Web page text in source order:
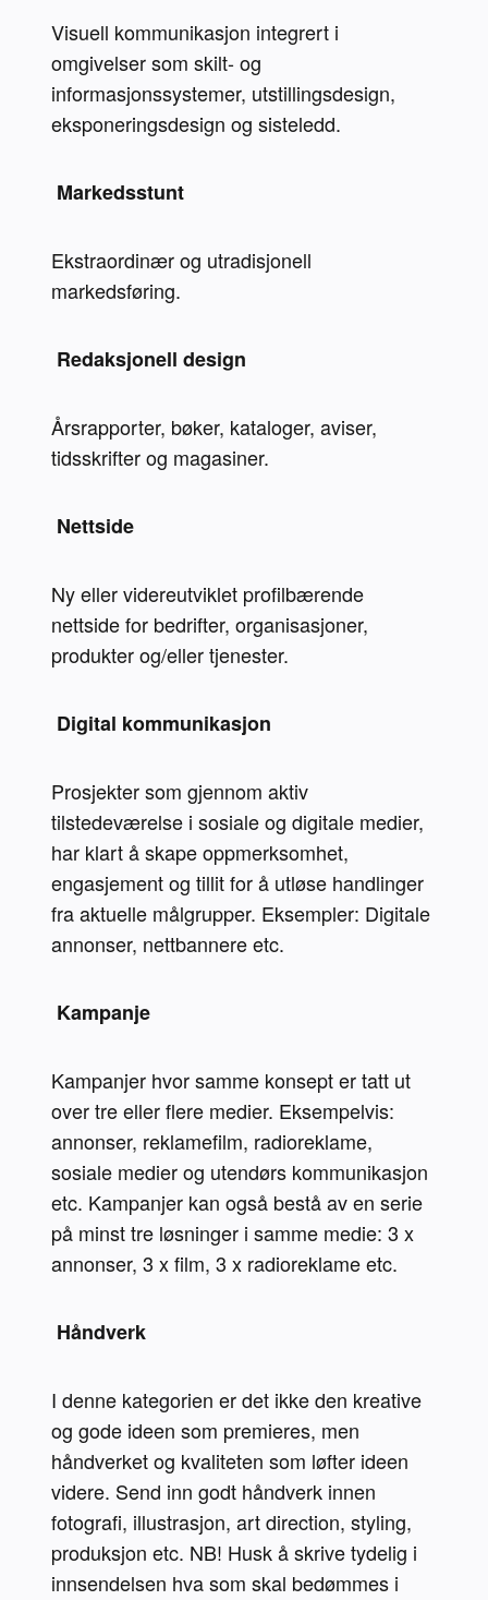
Visuell kommunikasjon integrert i
omgivelser som skilt- og
informasjonssystemer, utstillingsdesign,
eksponeringsdesign og sisteledd.
Markedsstunt
Ekstraordinær og utradisjonell
markedsføring.
Redaksjonell design
Årsrapporter, bøker, kataloger, aviser,
tidsskrifter og magasiner.
Nettside
Ny eller videreutviklet profilbærende
nettside for bedrifter, organisasjoner,
produkter og/eller tjenester.
Digital kommunikasjon
Prosjekter som gjennom aktiv
tilstedeværelse i sosiale og digitale medier,
har klart å skape oppmerksomhet,
engasjement og tillit for å utløse handlinger
fra aktuelle målgrupper. Eksempler: Digitale
annonser, nettbannere etc.
Kampanje
Kampanjer hvor samme konsept er tatt ut
over tre eller flere medier. Eksempelvis:
annonser, reklamefilm, radioreklame,
sosiale medier og utendørs kommunikasjon
etc. Kampanjer kan også bestå av en serie
på minst tre løsninger i samme medie: 3 x
annonser, 3 x film, 3 x radioreklame etc.
Håndverk
I denne kategorien er det ikke den kreative
og gode ideen som premieres, men
håndverket og kvaliteten som løfter ideen
videre. Send inn godt håndverk innen
fotografi, illustrasjon, art direction, styling,
produksjon etc. NB! Husk å skrive tydelig i
innsendelsen hva som skal bedømmes i